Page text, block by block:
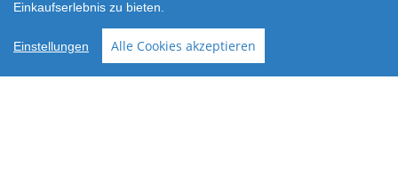
Shop erstellt mit
VersaCommerce.
lokal.de
Einkaufserlebnis zu bieten.
Einstellungen Alle Cookies akzeptieren